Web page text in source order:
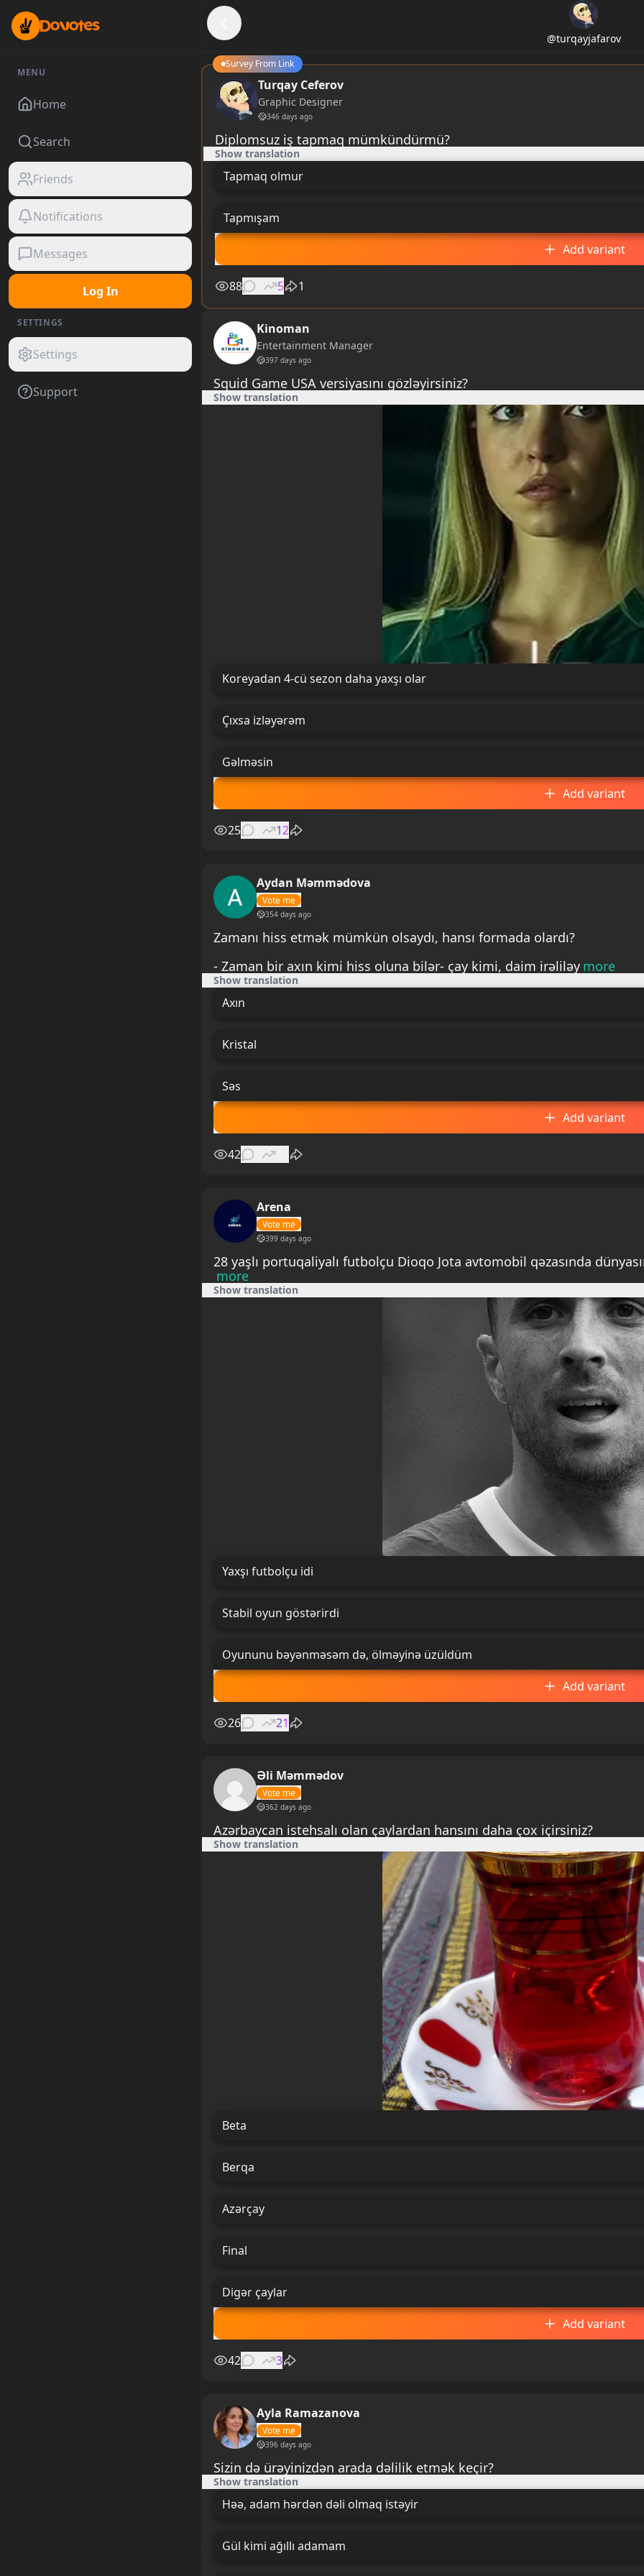
@turqayjafarov
Survey From Link
Turqay Ceferov
Graphic Designer
346 days ago
Diplomsuz iş tapmaq mümkündürmü?
Show translation
Tapmaq olmur
Tapmışam
Add variant
88 5 1
Kinoman
Entertainment Manager
397 days ago
Squid Game USA versiyasını gözləyirsiniz?
Show translation
Koreyadan 4-cü sezon daha yaxşı olar
Çıxsa izləyərəm
Gəlməsin
Add variant
25 12
Aydan Məmmədova
Vote me
354 days ago
Zamanı hiss etmək mümkün olsaydı, hansı formada olardı?
- Zaman bir axın kimi hiss oluna bilər- çay kimi, daim irəliləy more
Show translation
Axın
Kristal
Səs
Add variant
42
Arena
Vote me
399 days ago
28 yaşlı portuqaliyalı futbolçu Dioqo Jota avtomobil qəzasında
more
Show translation
Yaxşı futbolçu idi
Stabil oyun göstərirdi
Oyununu bəyənməsəm də, ölməyinə üzüldüm
Add variant
26 21
Əli Məmmədov
Vote me
362 days ago
Azərbaycan istehsalı olan çaylardan hansını daha çox içirsiniz?
Show translation
Beta
Berqa
Azərçay
Final
Digər çaylar
Add variant
42 3
Ayla Ramazanova
Vote me
396 days ago
Sizin də ürəyinizdən arada dəlilik etmək keçir?
Show translation
Həə, adam hərdən dəli olmaq istəyir
Gül kimi ağıllı adamam
MENU
Home
Search
Friends
Notifications
Messages
Log In
SETTINGS
Settings
Support